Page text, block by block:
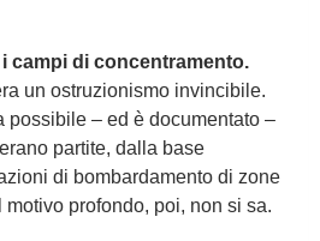
campi di concentramento.
un ostruzionismo invincibile.
possibile – ed è documentato –
partite, dalla base
di bombardamento di zone
motivo profondo, poi, non si sa.